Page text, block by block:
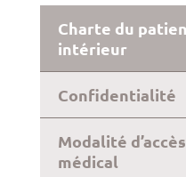
Charte du
intérieur
Confidentialité
Modalité
médical